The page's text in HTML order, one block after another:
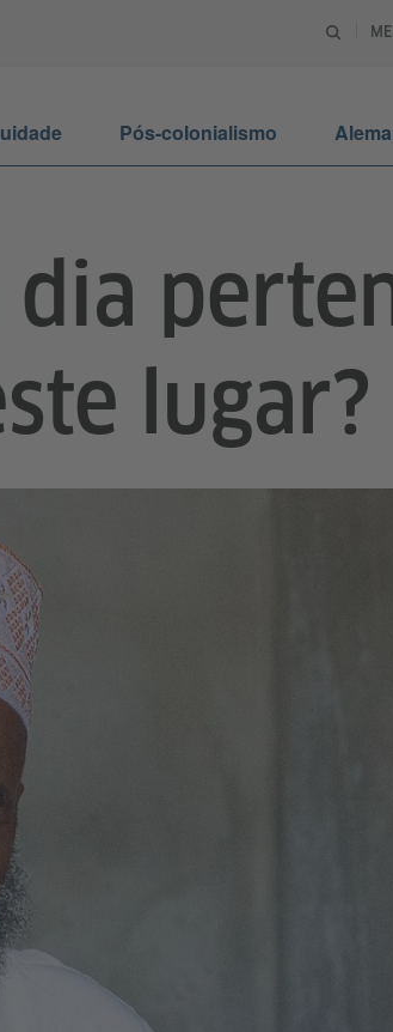
Pós-colonialismo
dia
lugar?